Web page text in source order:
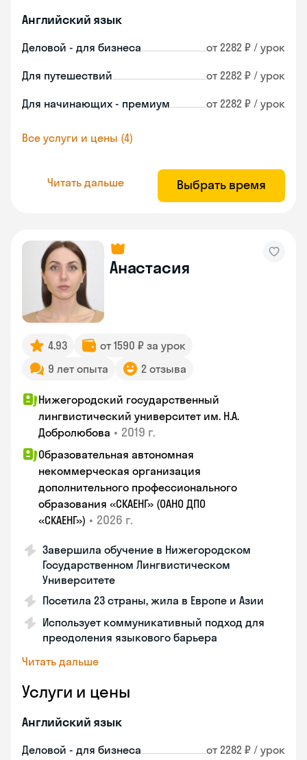
Английский язык
Деловой - для бизнеса от 2282 ₽ / урок
Для путешествий от 2282 ₽ / урок
Для начинающих - премиум от 2282 ₽ / урок
Все услуги и цены (4)
Читать дальше Выбрать время
Анастасия
4.93
от 1590 ₽ за урок
9 лет опыта
2 отзыва
Нижегородский государственный
лингвистический университет им. Н.А.
Добролюбова • 2019 г.
Образовательная автономная
некоммерческая организация
дополнительного профессионального
образования «СКАЕНГ» (ОАНО ДПО
«СКАЕНГ») • 2026 г.
Завершила обучение в Нижегородском
Государственном Лингвистическом
Университете
Посетила 23 страны, жила в Европе и Азии
Использует коммуникативный подход для
преодоления языкового барьера
Читать дальше
Услуги и цены
Английский язык
Деловой - для бизнеса от 2282 ₽ / урок